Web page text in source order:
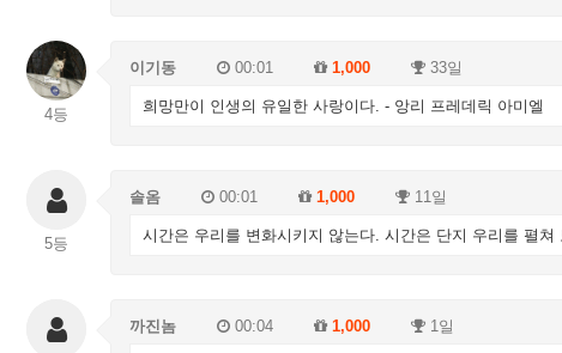
4등
이기동 00:01 1,000 33일
희망만이 인생의 유일한 사랑이다. - 앙리 프레데릭 아미엘
5등
솔옴 00:01 1,000 11일
시간은 우리를 변화시키지 않는다. 시간은 단지 우리를 펼쳐
까진놈 00:04 1,000 1일